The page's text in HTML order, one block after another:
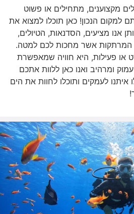
מקצוענים, מתחילים או פשוט
למקום הנכון! כאן תוכלו למצוא את
אנו מציעים, הסדנאות, הטיולים,
המרתקות אשר מחכות לכם למטה.
או פעילות, היא חוויה שמאפשרת
ומרהיב ואנו כאן ללוות אתכם
לעמקים ותוכלו לחוות את הים